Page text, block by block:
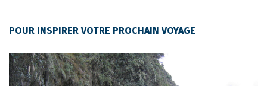
POUR INSPIRER VOTRE PROCHAIN VOYAGE